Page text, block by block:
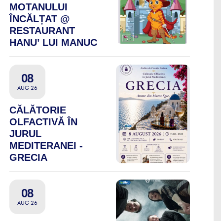
MOTANULUI
ÎNCĂLȚAT @
RESTAURANT
HANU’ LUI MANUC
08
AUG 26
CĂLĂTORIE
OLFACTIVĂ ÎN
JURUL
MEDITERANEI -
GRECIA
08
AUG 26